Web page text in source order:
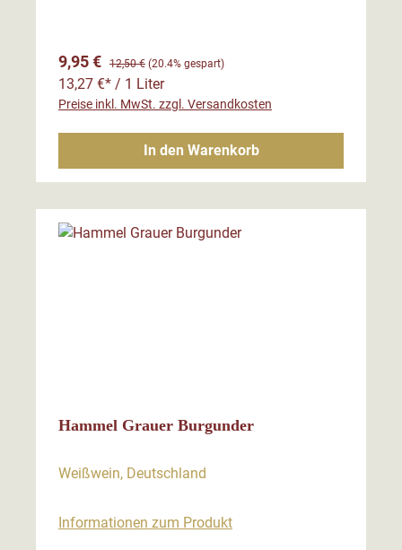
Verkaufspreis:
9,95 € Regulärer Preis:
12,50 € (20.4% gespart)
13,27 €* / 1 Liter
Preise inkl. MwSt. zzgl. Versandkosten
In den Warenkorb
Hammel Grauer Burgunder
Weißwein, Deutschland
Informationen zum Produkt